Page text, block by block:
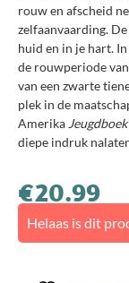
rouw en afscheid
zelfaanvaarding.
huid en in je hart.
de rouwperiode
van een zwarte
plek in de
Amerika
diepe indruk
€20.99
Helaas is dit